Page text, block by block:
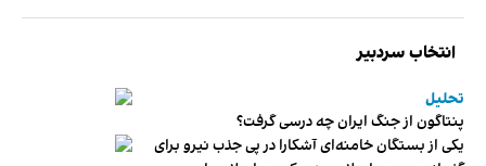
انتخاب سردبیر
تحلیل
پنتاگون از جنگ ایران چه درسی گرفت؟
یکی از بستگان خامنه‌ای آشکارا در پی جذب نیرو برای